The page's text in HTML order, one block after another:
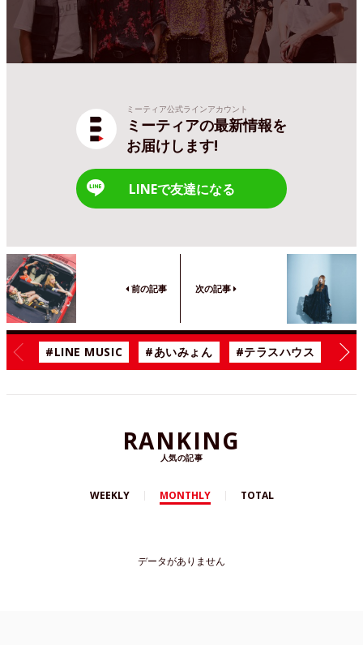
ミーティア公式ラインアカウント
ミーティアの最新情報を
お届けします!
LINEで友達になる
前の記事 次の記事
#LINE MUSIC #あいみょん #テラスハウス #漫
RANKING
人気の記事
WEEKLY MONTHLY TOTAL
データがありません